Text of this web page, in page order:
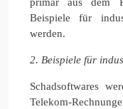
Beispiele für
werden.
2. Beispiele für
Schadsoftwares
Telekom-